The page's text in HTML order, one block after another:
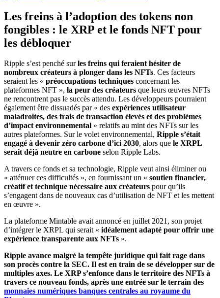
Les freins à l’adoption des tokens non
fongibles : le XRP et le fonds NFT pour
les débloquer
Ripple s’est penché surles freins qui feraient hésiter de
nombreux créateurs à plonger dans les NFTs. Ces facteurs
seraient les « préoccupations techniques concernant les
plateformes NFT », la peur des créateurs que leurs œuvres NFTs
ne rencontrent pas le succès attendu. Les développeurs pourraient
également être dissuadés par « des expériences utilisateur
maladroites, des frais de transaction élevés et des problèmes
d’impact environnemental » relatifs au mint des NFTs sur les
autres plateformes. Sur le volet environnemental, Ripple s’était
engagé à devenir zéro carbone d’ici 2030, alors que le XRPL
serait déjà neutre en carbone selon Ripple Labs.
A travers ce fonds et sa technologie, Ripple veut ainsi éliminer ou
« atténuer ces difficultés », en fournissant un « soutien financier,
créatif et technique nécessaire aux créateurs pour qu’ils
s’engagent dans de nouveaux cas d’utilisation de NFT et les mettent
en œuvre ».
La plateforme Mintable avait annoncé en juillet 2021, son projet
d’intégrer le XRPL qui serait « idéalement adapté pour offrir une
expérience transparente aux NFTs ».
Ripple avance malgré la tempête juridique qui fait rage dans
son procès contre la SEC. Il est en train de se développer sur de
multiples axes. Le XRP s’enfonce dans le territoire des NFTs à
travers ce nouveau fonds, après une entrée sur le terrain des
monnaies numériques banques centrales au royaume du